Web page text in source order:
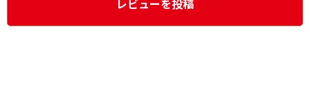
レビューを投稿